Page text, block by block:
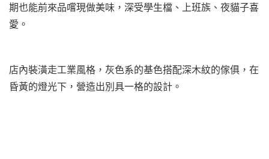
期也能前來品嚐現做美味，深受學生檔、上班族、夜貓子喜
愛。
店內裝潢走工業風格，灰色系的基色搭配深木紋的傢俱，在
昏黃的燈光下，營造出別具一格的設計。